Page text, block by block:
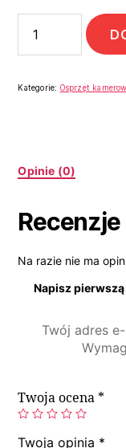
Kategorie: Osprzęt
Opinie (0)
Recenzje
Na razie nie ma
Napisz
Twój adres
Twoja ocena *
Twoja opinia *